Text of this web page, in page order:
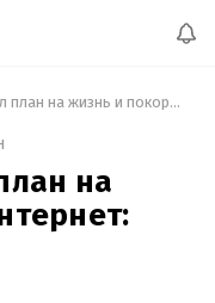
Ребенок составил план на жизнь и покорил интернет: взрослые требуют продолжения
на